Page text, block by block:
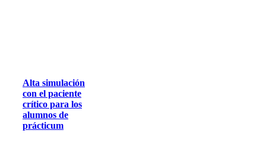
Alta simulación
con el paciente
crítico para los
alumnos de
prácticum